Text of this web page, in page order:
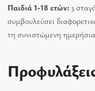
Παιδιά 1-18 ετών:3
συμβουλεύσει
τη συνιστώμενη